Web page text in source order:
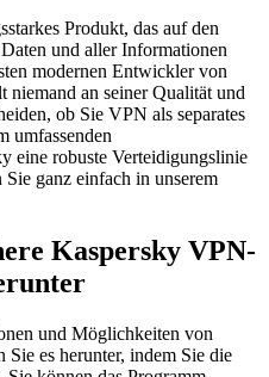
Produkt, das auf den
und aller Informationen
modernen Entwickler von
niemand an seiner Qualität und
ob Sie VPN als separates
umfassenden
eine robuste Verteidigungslinie
ganz einfach in unserem
Kaspersky VPN-
und Möglichkeiten von
es herunter, indem Sie die